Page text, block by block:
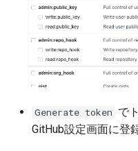
Generate token で
GitHub設定画面に登